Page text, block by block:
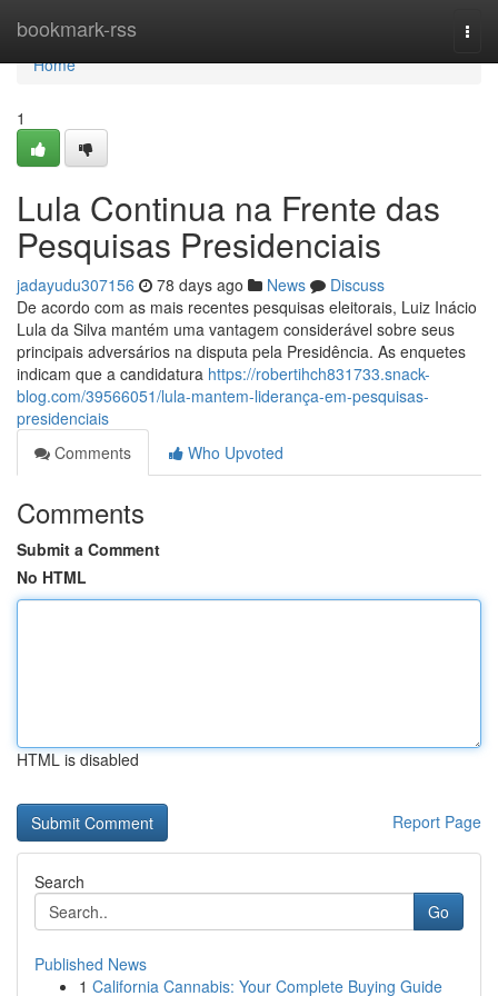
bookmark-rss
Home
Home
1
Lula Continua na Frente das
Pesquisas Presidenciais
jadayudu307156 78 days ago News
Discuss
De acordo com as mais recentes pesquisas eleitorais, Luiz Inácio
Lula da Silva mantém uma vantagem considerável sobre seus
principais adversários na disputa pela Presidência. As enquetes
indicam que a candidatura https://robertihch831733.snack-
blog.com/39566051/lula-mantem-liderança-em-pesquisas-
presidenciais
Comments
Who Upvoted
Comments
Submit a Comment
No HTML
HTML is disabled
Report Page
Search
Go
Published News
1 California Cannabis: Your Complete Buying Guide